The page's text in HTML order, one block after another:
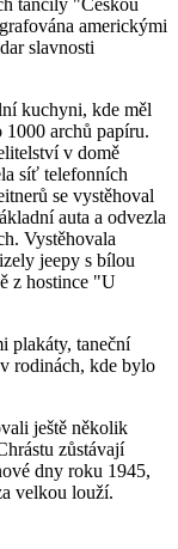
americkými
slavnosti
kuchyni, kde měl
archů papíru.
v domě
síť telefonních
se vystěhoval
auta a odvezla
Vystěhovala
jeepy s bílou
z hostince "U
plakáty, taneční
rodinách, kde bylo
ještě několik
zůstávají
dny roku 1945,
velkou louží.